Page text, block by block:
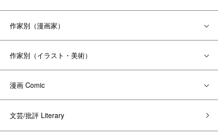
作家別（漫画家）
作家別（イラスト・美術）
漫画 Comic
文芸/批評 Literary